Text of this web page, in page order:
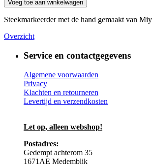
Voeg toe aan winkelwagen
Steekmarkeerder met de hand gemaakt van
Overzicht
Service en contactgegevens
Algemene voorwaarden
Privacy
Klachten en retourneren
Levertijd en verzendkosten
Let op, alleen webshop!
Postadres:
Gedempt achterom 35
1671AE Medemblik